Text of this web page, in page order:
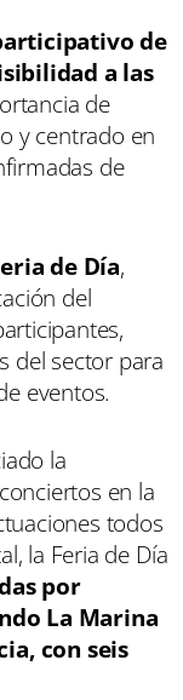
de
a las
de
y centrado en
de
de Día,
del
del sector para
eventos.
la
en la
todos
la Feria de Día
por
La Marina
con seis